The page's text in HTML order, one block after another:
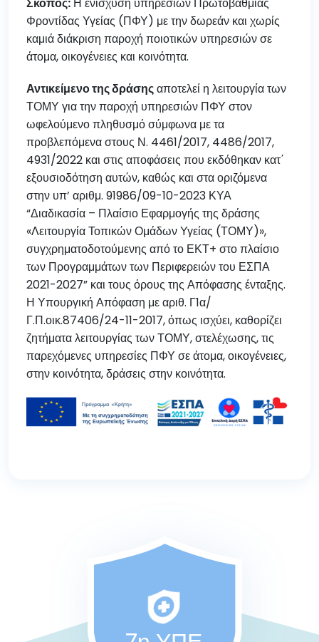
Φροντίδας Υγείας (ΠΦΥ) με την δωρεάν και χωρίς
καμιά διάκριση παροχή ποιοτικών υπηρεσιών σε
άτομα, οικογένειες και κοινότητα.
Αντικείμενο της δράσηςαποτελεί η λειτουργία των
ΤΟΜΥ για την παροχή υπηρεσιών ΠΦΥ στον
ωφελούμενο πληθυσμό σύμφωνα με τα
προβλεπόμενα στους Ν. 4461/2017, 4486/2017,
4931/2022 και στις αποφάσεις που εκδόθηκαν κατ΄
εξουσιοδότηση αυτών, καθώς και στα οριζόμενα
στην υπ’ αριθμ. 91986/09-10-2023 ΚΥΑ
“Διαδικασία – Πλαίσιο Εφαρμογής της δράσης
«Λειτουργία Τοπικών Ομάδων Υγείας (ΤΟΜΥ)»,
συγχρηματοδοτούμενης από το ΕΚΤ+ στο πλαίσιο
των Προγραμμάτων των Περιφερειών του ΕΣΠΑ
2021-2027” και τους όρους της Απόφασης ένταξης.
Η Υπουργική Απόφαση με αριθ. Γ1α/
Γ.Π.οικ.87406/24-11-2017, όπως ισχύει, καθορίζει
ζητήματα λειτουργίας των ΤΟΜΥ, στελέχωσης, τις
παρεχόμενες υπηρεσίες ΠΦΥ σε άτομα, οικογένειες,
στην κοινότητα, δράσεις στην κοινότητα.